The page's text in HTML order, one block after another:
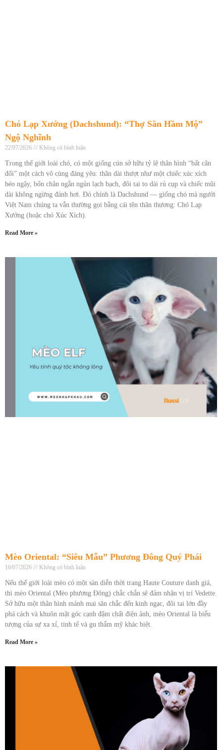
Chó Lạp Xưởng (Dachshund): “Thợ Săn Hầm Mộ”
Ngộ Nghĩnh
22/07/2026 Không có bình luận
Trong thế giới loài chó, có một giống cún sở hữu tỷ lệ thân hình “bất cân
đối” một cách vô cùng đáng yêu: thân dài thượt như một chiếc xúc xích
béo ngậy, bốn chân ngắn ngủn lạch bạch, đôi tai to dài rủ cụp và chiếc mũi
dài không ngừng đánh hơi. Đó chính là Dachshund — giống chó mà người
Việt Nam chúng ta vẫn thường gọi bằng cái tên thân thương: Chó Lạp
Xưởng (hoặc chó Xúc Xích).
Read More »
Mèo Oriental: “Siêu Mẫu” Phương Đông Quý Phái
16/07/2026 Không có bình luận
Nếu thế giới loài mèo có một sàn diễn thời trang Haute Couture danh giá,
thì mèo Oriental (Mèo phương Đông) chắc chắn sẽ đảm nhận vị trí Vedette.
Sở hữu một thân hình mảnh mai săn chắc đến kinh ngạc, đôi tai lớn đầy
phá cách và khuôn mặt góc cạnh đậm chất điện ảnh, mèo Oriental là biểu
tượng của sự xa xỉ, tinh tế và gu thẩm mỹ khác biệt.
Read More »